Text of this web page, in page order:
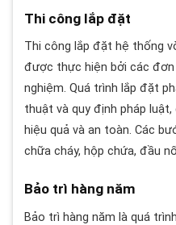
Thi công lắp đặt
Thi công lắp đặt hệ thống
được thực hiện bởi các đơn
nghiệm. Quá trình lắp đặt
thuật và quy định pháp
hiệu quả và an toàn. Các
chữa cháy, hộp chứa, đầu
Bảo trì hàng năm
Bảo trì hàng năm là quá